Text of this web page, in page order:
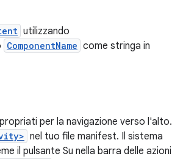
utilizzando
ComponentName come stringa in
per la navigazione verso l'alto.
nel tuo file manifest. Il sistema
il pulsante Su nella barra delle azioni